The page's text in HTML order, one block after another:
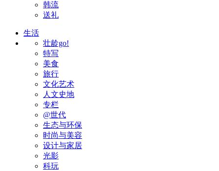
韩流
送礼
生活
壮龄go!
特写
美食
旅行
文化艺术
人文史地
专栏
@世代
生态与环保
时尚与美容
设计与家居
光影
科玩